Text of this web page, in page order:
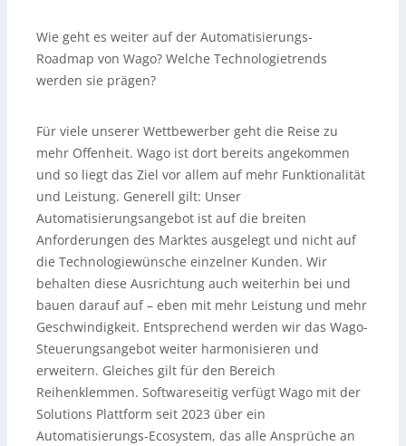
Wie geht es weiter auf der Automatisierungs-
Roadmap von Wago? Welche Technologietrends
werden sie prägen?
Für viele unserer Wettbewerber geht die Reise zu
mehr Offenheit. Wago ist dort bereits angekommen
und so liegt das Ziel vor allem auf mehr Funktionalität
und Leistung. Generell gilt: Unser
Automatisierungsangebot ist auf die breiten
Anforderungen des Marktes ausgelegt und nicht auf
die Technologiewünsche einzelner Kunden. Wir
behalten diese Ausrichtung auch weiterhin bei und
bauen darauf auf – eben mit mehr Leistung und mehr
Geschwindigkeit. Entsprechend werden wir das Wago-
Steuerungsangebot weiter harmonisieren und
erweitern. Gleiches gilt für den Bereich
Reihenklemmen. Softwareseitig verfügt Wago mit der
Solutions Plattform seit 2023 über ein
Automatisierungs-Ecosystem, das alle Ansprüche an